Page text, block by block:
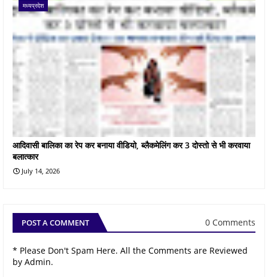
मध्यप्रदेश
आदिवासी बालिका का रेप कर बनाया वीडियो, ब्लैकमेलिंग कर 3 दोस्तो से भी करवाया
बलात्कार
July 14, 2026
POST A COMMENT 0 Comments
* Please Don't Spam Here. All the Comments are Reviewed
by Admin.